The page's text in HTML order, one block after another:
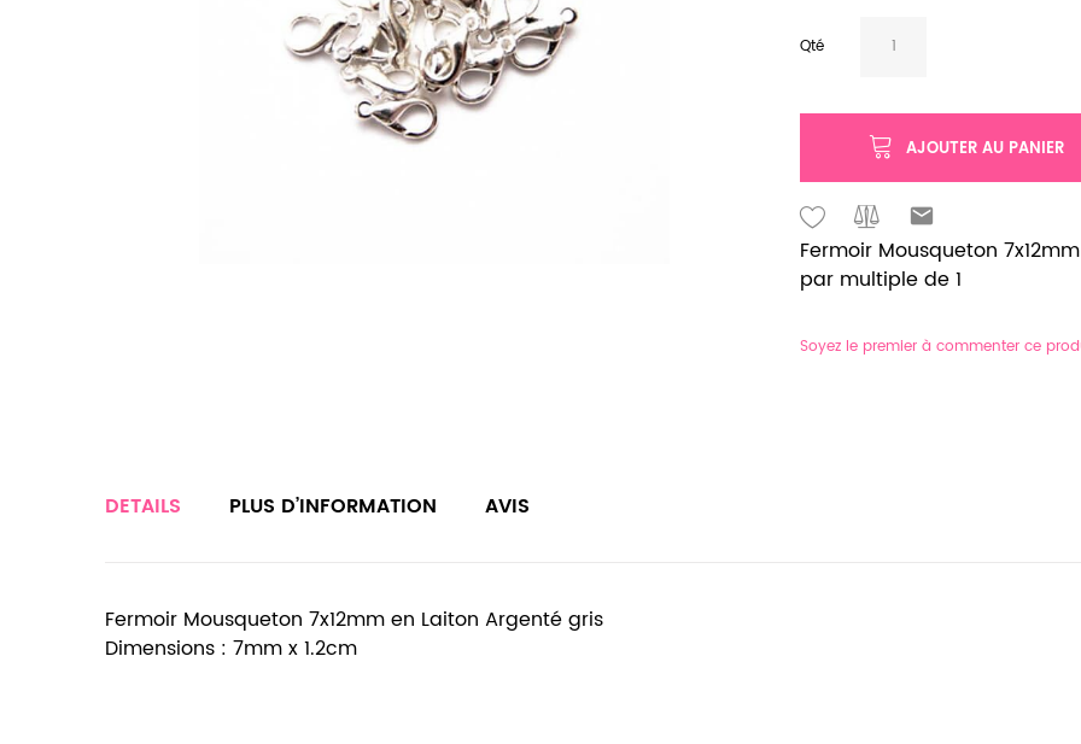
Qté
AJOUTER AU PANIER
Fermoir Mousqueton
par multiple de 1
Soyez le premier à commenter ce
DETAILS
Fermoir Mousqueton 7x12mm en Laiton Argenté gris
Dimensions : 7mm x 1.2cm
PLUS D’INFORMATION AVIS